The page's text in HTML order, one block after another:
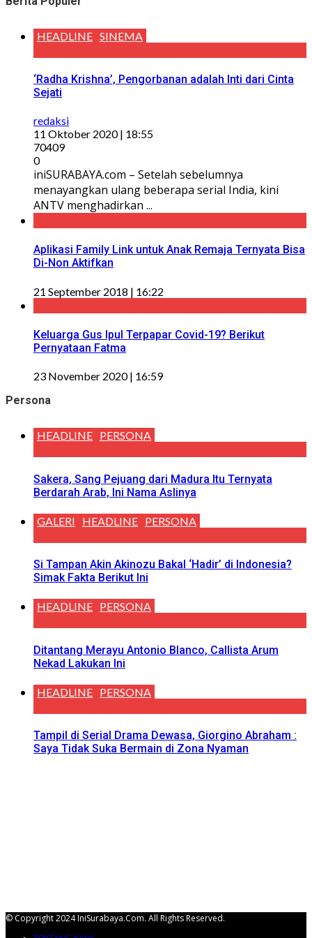
HEADLINE SINEMA
‘Radha Krishna’, Pengorbanan adalah Inti dari Cinta
Sejati
redaksi
11 Oktober 2020 | 18:55
70409
0
iniSURABAYA.com – Setelah sebelumnya
menayangkan ulang beberapa serial India, kini
ANTV menghadirkan ...
Aplikasi Family Link untuk Anak Remaja Ternyata Bisa
Di-Non Aktifkan
21 September 2018 | 16:22
Keluarga Gus Ipul Terpapar Covid-19? Berikut
Pernyataan Fatma
23 November 2020 | 16:59
Persona
HEADLINE PERSONA
Sakera, Sang Pejuang dari Madura Itu Ternyata
Berdarah Arab, Ini Nama Aslinya
GALERI HEADLINE PERSONA
Si Tampan Akin Akinozu Bakal ‘Hadir’ di Indonesia?
Simak Fakta Berikut Ini
HEADLINE PERSONA
Ditantang Merayu Antonio Blanco, Callista Arum
Nekad Lakukan Ini
HEADLINE PERSONA
Tampil di Serial Drama Dewasa, Giorgino Abraham :
Saya Tidak Suka Bermain di Zona Nyaman
© Copyright 2024 IniSurabaya.com. All Rights Reserved.